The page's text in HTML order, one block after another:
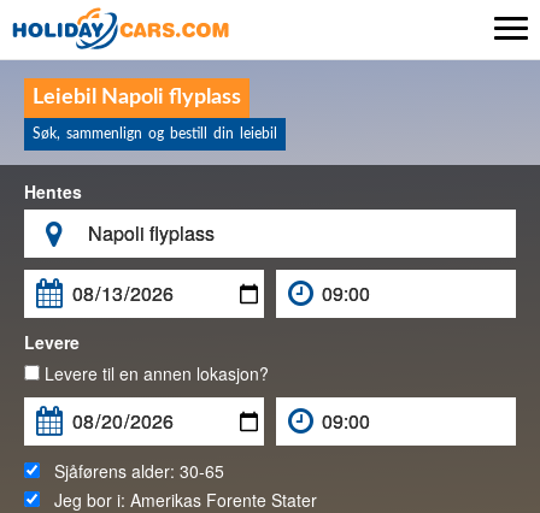
Leiebil Napoli flyplass
Søk, sammenlign og bestill din leiebil
Hentes


Levere
Levere til en annen lokasjon?
Sjåførens alder: 30-65
Jeg bor i: Amerikas Forente Stater